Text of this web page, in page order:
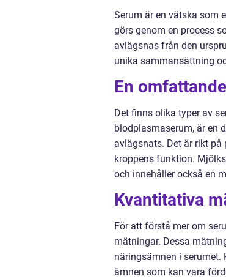
Serum är en vätska som
görs genom en process
avlägsnas från den
unika sammansättning
En
Det finns olika typer av
blodplasmaserum, är en
avlägsnats. Det är rikt
kroppens funktion.
och innehåller också en
Kvantitativa
För att förstå mer om
mätningar. Dessa
näringsämnen i serumet.
ämnen som kan vara